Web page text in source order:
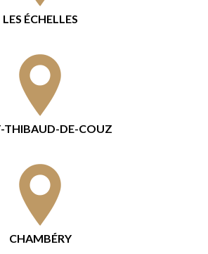
LES ÉCHELLES
THIBAUD-DE-COUZ
CHAMBÉRY